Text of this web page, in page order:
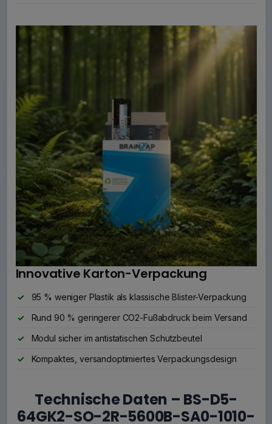
Innovative Karton-Verpackung
95 % weniger Plastik als klassische Blister-Verpackung
Rund 90 % geringerer CO2-Fußabdruck beim Versand
Modul sicher im antistatischen Schutzbeutel
Kompaktes, versandoptimiertes Verpackungsdesign
Technische Daten – BS-D5-
64GK2-SO-2R-5600B-SA0-1010-